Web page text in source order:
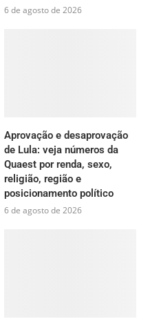
6 de agosto de 2026
Aprovação e desaprovação
de Lula: veja números da
Quaest por renda, sexo,
religião, região e
posicionamento político
6 de agosto de 2026